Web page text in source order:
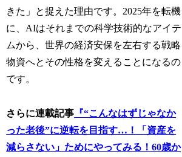
きた」と捉えた理由です。2025年を転機
に、AIはそれまでの科学技術的なアイテ
ムから、世界の経済安保を左右する戦略
物資へとその性格を変えることになるの
です。
さらに連載記事 『“こんなはずじゃなか
った老後”に逆転を目指す…！「資産を
減らさない」ためにやってみる！60歳か